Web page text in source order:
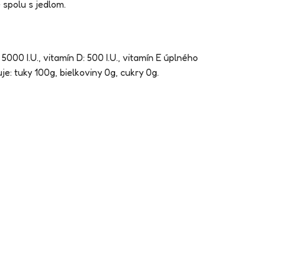
s jedlom.
I.U., vitamín D: 500 I.U., vitamín E úplného
tuky 100g, bielkoviny 0g, cukry 0g.